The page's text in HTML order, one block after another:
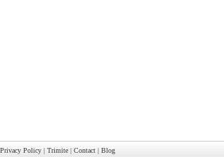
Privacy Policy | Trimite | Contact | Blog